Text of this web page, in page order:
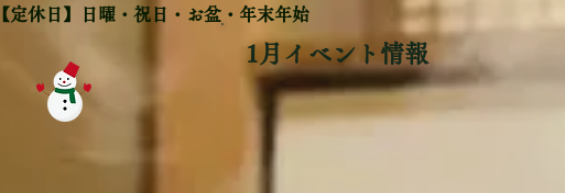
​【定休日】日曜・祝日・お盆・年末年始
1月イベント情報